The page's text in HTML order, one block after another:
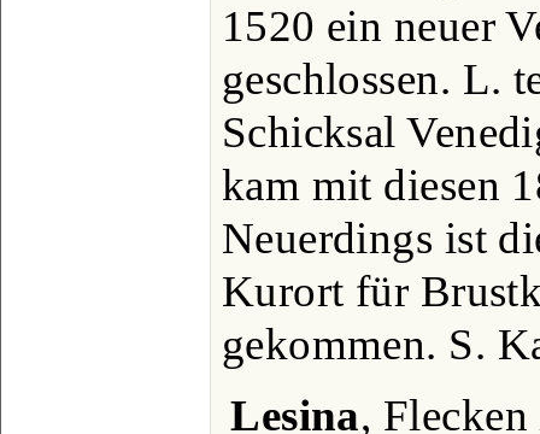
1520 ein neuer
geschlossen. L.
Schicksal
kam mit diesen
Neuerdings ist
Kurort für
gekommen. S.
Lesina,